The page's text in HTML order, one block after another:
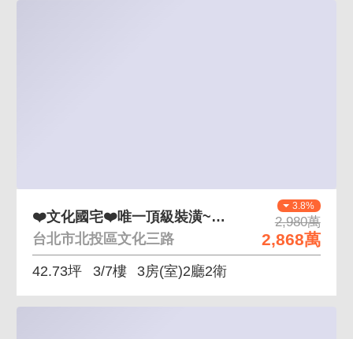
3.8%
2,980萬
2,868萬
❤️文化國宅❤️唯一頂級裝潢~0971002032
台北市北投區文化三路
42.73坪 3/7樓 3房(室)2廳2衛